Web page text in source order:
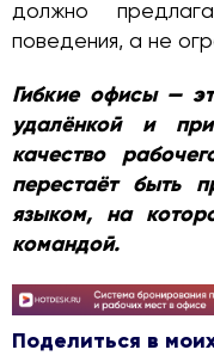
должно
поведения, а не
Гибкие офисы —
удалёнкой и
качество
перестаёт быть
языком, на
командой.
Поделиться в